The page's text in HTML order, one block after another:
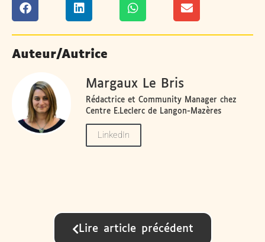
Auteur/Autrice
Margaux Le Bris
Rédactrice et Community Manager chez
Centre E.Leclerc de Langon-Mazères
LinkedIn
Lire article précédent